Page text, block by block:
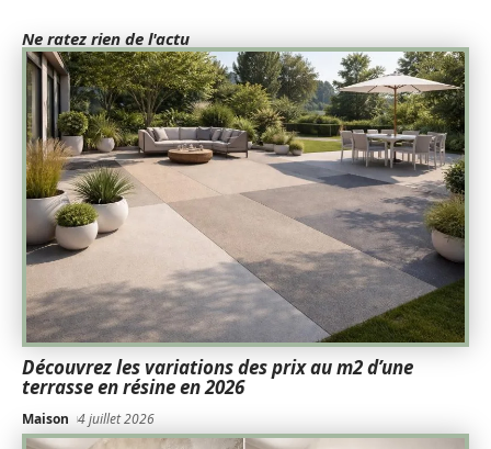
Ne ratez rien de l'actu
Découvrez les variations des prix au m2 d’une
terrasse en résine en 2026
Maison 4 juillet 2026